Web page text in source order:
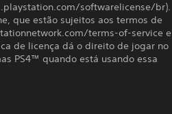
softwarelicense/br).
que estão sujeitos aos termos de
terms-of-service e
de licença dá o direito de jogar no
PS4™ quando está usando essa